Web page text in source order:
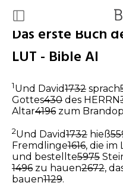
Das erste Buch
LUT - Bible AI
1Und David1732 sprach
Gottes430 des HERRN
Altar4196 zum
2Und David1732 hieß
Fremdlinge1616, die im
und bestellte5975
1496 zu hauen2672,
bauen1129.